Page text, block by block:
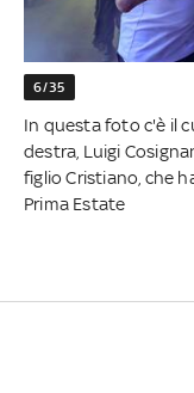
6/35
In questa foto c'è il
destra, Luigi
figlio Cristiano, che
Prima Estate